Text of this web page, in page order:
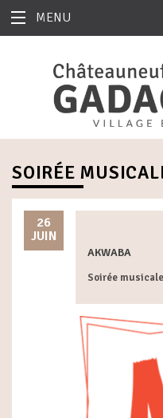
MENU
SOIRÉE
26
JUIN
AKWABA
Soirée